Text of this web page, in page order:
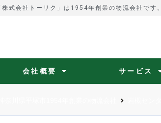
式会社トーリク」は1954年創業の物流会社です。
会社概要 サービス